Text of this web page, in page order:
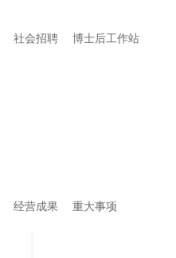
社会招聘
博士后工作站
经营成果 重大事项